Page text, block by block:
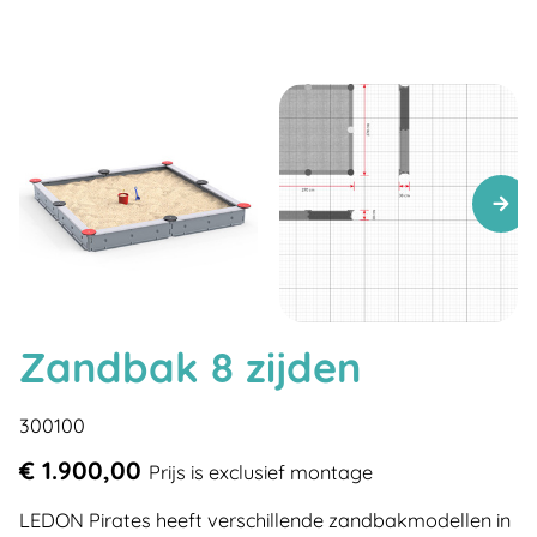
Zandbak 8 zijden
300100
€ 1.900,00 Prijs is exclusief montage
LEDON Pirates heeft verschillende zandbakmodellen in